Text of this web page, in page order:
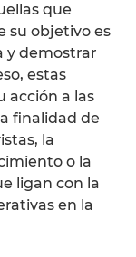
que
su objetivo es
y demostrar
estas
acción a las
finalidad de
la
o la
ligan con la
en la